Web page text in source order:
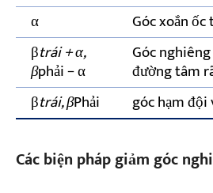
α
Góc xoắn
βtrái + α,
βphải − α
Góc
đường tâm
βtrái, βPhải góc hạm
Các biện pháp giảm góc